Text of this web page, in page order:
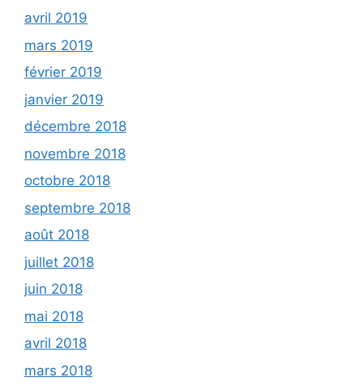
avril 2019
mars 2019
février 2019
janvier 2019
décembre 2018
novembre 2018
octobre 2018
septembre 2018
août 2018
juillet 2018
juin 2018
mai 2018
avril 2018
mars 2018